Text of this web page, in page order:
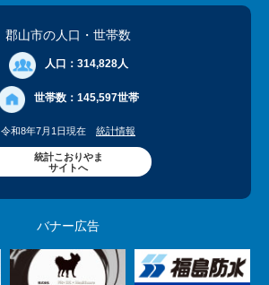
郡山市の人口 ・世帯数
人口： 314,828人
世帯数： 145,597世帯
令和8年7月1日現在 統計情報
統計こおりやま
サイトへ
バナー広告